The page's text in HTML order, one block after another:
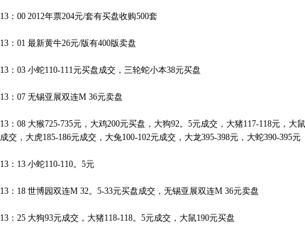
13：00 2012年票204元/套有买盘收购500套
13：01 最新黄牛26元/版有400版卖盘
13：03 小蛇110-111元买盘成交，三轮蛇小本38元买盘
13：07 无锡亚展双连M 36元卖盘
13：08 大猴725-735元，大鸡200元买盘，大狗92。5元成交，大猪117-118元，大
成交，大虎185-186元成交，大兔100-102元成交，大龙395-398元，大蛇390-395元
13：13 小蛇110-110。5元
13：18 世博园双连M 32。5-33元买盘成交，无锡亚展双连M 36元卖盘
13：25 大狗93元成交，大猪118-118。5元成交，大鼠190元买盘